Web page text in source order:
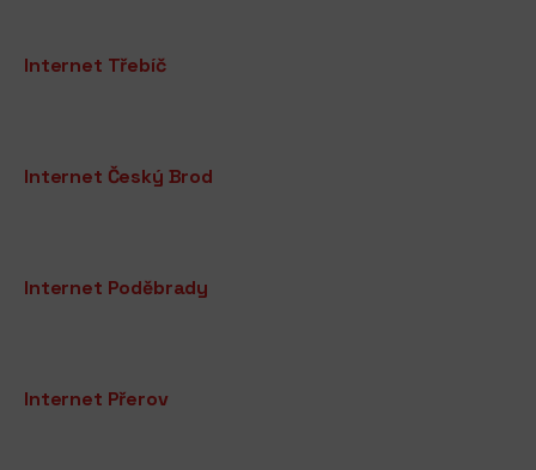
Internet Třebíč
Internet Český Brod
Internet Poděbrady
Internet Přerov